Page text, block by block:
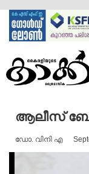
content
ആലീസ്
ഡോ. വിനി എ